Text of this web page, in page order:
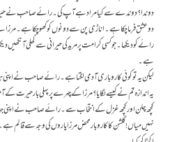
دوندا؟ دوندے سے کیا مراد ہے آپ کی۔ رائے صاحب نے
دو عشق فرما چکا ہے۔ اناڑی پن سے دونوں کو کھو چکا ہے۔
رائے کو دیکھا۔ جو کسی کرامت پر مرید کی حیرانی سے کھلی آنکھیں
ہے۔
لیکن یہ تو کوئی کاروباری آدمی لگتا ہے۔ رائے صاحب نے
یہ اندازہ تم نے کیسے لگایا؟ مرزا کے چہرے پر پہلی بار حیرت کے
کچھ چلن اور کچھ غزل کے انتخاب سے۔ رائے صاحب نے اپنی
نہیں میاں! گلشن کا کاروبار محض مرزا یاروں کی وجہ سے